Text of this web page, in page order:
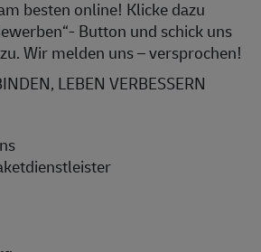
besten online! Klicke dazu
Button und schick uns
Wir melden uns – versprochen!
LEBEN VERBESSERN